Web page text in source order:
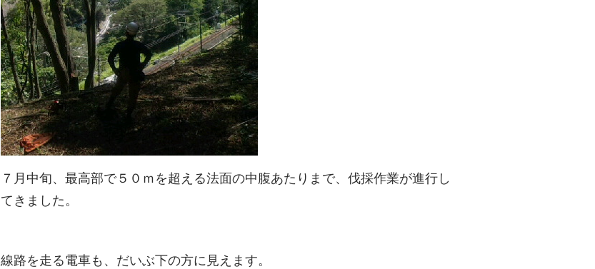
７月中旬、最高部で５０ｍを超える法面の中腹あたりまで、伐採作業が進行し
てきました。
線路を走る電車も、だいぶ下の方に見えます。